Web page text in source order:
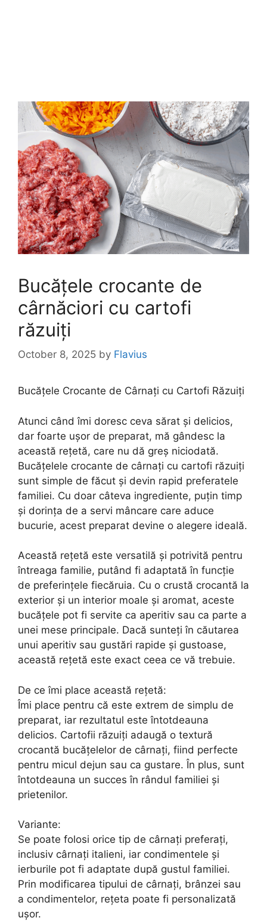
Bucățele crocante de
cârnăciori cu cartofi
răzuiți
October 8, 2025 by Flavius
Bucățele Crocante de Cârnați cu Cartofi Răzuiți
Atunci când îmi doresc ceva sărat și delicios,
dar foarte ușor de preparat, mă gândesc la
această rețetă, care nu dă greș niciodată.
Bucățelele crocante de cârnați cu cartofi răzuiți
sunt simple de făcut și devin rapid preferatele
familiei. Cu doar câteva ingrediente, puțin timp
și dorința de a servi mâncare care aduce
bucurie, acest preparat devine o alegere ideală.
Această rețetă este versatilă și potrivită pentru
întreaga familie, putând fi adaptată în funcție
de preferințele fiecăruia. Cu o crustă crocantă la
exterior și un interior moale și aromat, aceste
bucățele pot fi servite ca aperitiv sau ca parte a
unei mese principale. Dacă sunteți în căutarea
unui aperitiv sau gustări rapide și gustoase,
această rețetă este exact ceea ce vă trebuie.
De ce îmi place această rețetă:
Îmi place pentru că este extrem de simplu de
preparat, iar rezultatul este întotdeauna
delicios. Cartofii răzuiți adaugă o textură
crocantă bucățelelor de cârnați, fiind perfecte
pentru micul dejun sau ca gustare. În plus, sunt
întotdeauna un succes în rândul familiei și
prietenilor.
Variante:
Se poate folosi orice tip de cârnați preferați,
inclusiv cârnați italieni, iar condimentele și
ierburile pot fi adaptate după gustul familiei.
Prin modificarea tipului de cârnați, brânzei sau
a condimentelor, rețeta poate fi personalizată
ușor.